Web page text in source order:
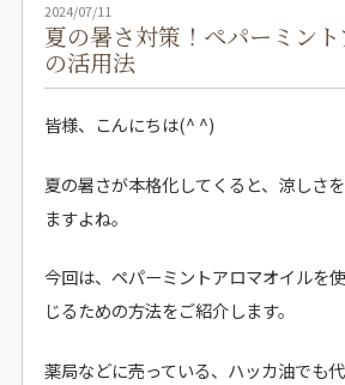
2024/07/11
夏の暑さ対策！ペパーミン
の活用法
皆様、こんにちは(^ ^)
夏の暑さが本格化してくると、涼しさ
ますよね。
今回は、ペパーミントアロマオイルを
じるための方法をご紹介します。
薬局などに売っている、ハッカ油でも